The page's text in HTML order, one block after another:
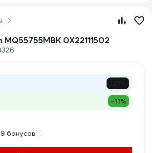
0X22111502
-11%
бонусов